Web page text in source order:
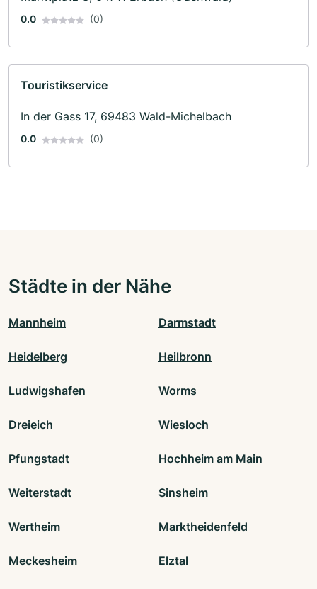
0.0 (0)
Touristikservice
In der Gass 17, 69483 Wald-Michelbach
0.0 (0)
Städte in der Nähe
Mannheim Darmstadt
Heidelberg Heilbronn
Ludwigshafen Worms
Dreieich Wiesloch
Pfungstadt Hochheim am Main
Weiterstadt Sinsheim
Wertheim Marktheidenfeld
Meckesheim Elztal